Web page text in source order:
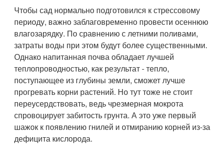
Чтобы сад нормально подготовился к стрессовому
периоду, важно заблаговременно провести осеннюю
влагозарядку. По сравнению с летними поливами,
затраты воды при этом будут более существенными.
Однако напитанная почва обладает лучшей
теплопроводностью, как результат - тепло,
поступающее из глубины земли, сможет лучше
прогревать корни растений. Но тут тоже не стоит
переусердствовать, ведь чрезмерная мокрота
спровоцирует забитость грунта. А это уже первый
шажок к появлению гнилей и отмиранию корней из-за
дефицита кислорода.